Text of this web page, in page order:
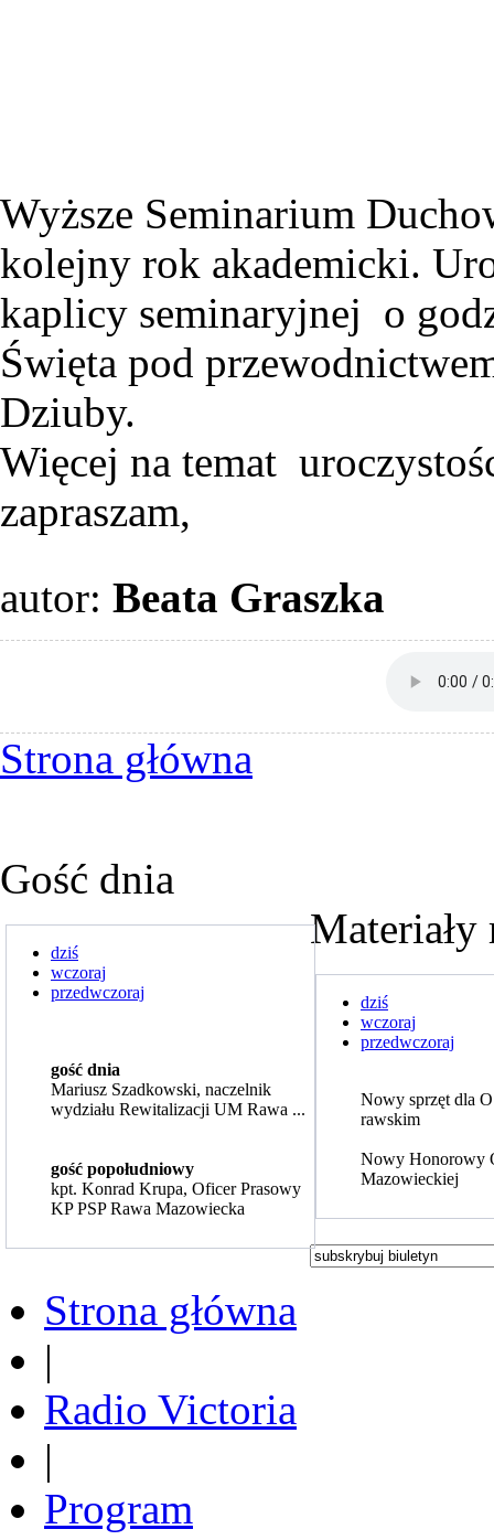
Wyższe Seminarium
kolejny rok akademicki.
kaplicy seminaryjnej o
Święta pod
Dziuby.
Więcej na temat
zapraszam,
autor: Beata Graszka
Strona główna
Gość dnia
dziś
wczoraj
przedwczoraj
gość dnia
Mariusz Szadkowski, naczelnik
wydziału Rewitalizacji UM Rawa ...
gość popołudniowy
kpt. Konrad Krupa, Oficer Prasowy
KP PSP Rawa Mazowiecka
Materiały
dziś
wczoraj
przedwczoraj
Nowy sprzęt dla
rawskim
Nowy Honorowy
Mazowieckiej
Strona główna
|
Radio Victoria
|
Program